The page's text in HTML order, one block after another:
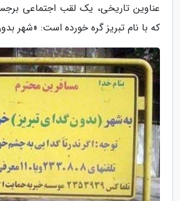
عناوین تاریخی، یک لقب اجتماعی
که با نام تبریز گره خورده است: «شهر